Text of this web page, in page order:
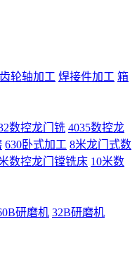
齿轮轴加工 焊接件加工 箱
数控龙门铣 4035数控龙
630卧式加工 8米龙门式数
数控龙门镗铣床 10米数
研磨机 32B研磨机